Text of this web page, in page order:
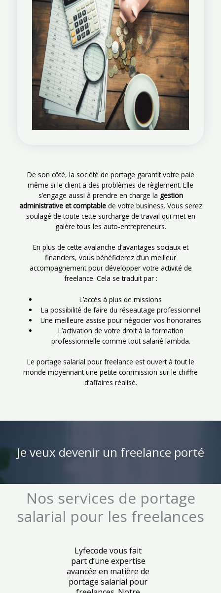
De son côté, la société de portage garantit votre paie
même si le client a des problèmes de règlement. Elle
s’engage aussi à prendre en charge la gestion
administrative et comptablede votre business. Vous serez
soulagé de toute cette surcharge de travail qui met en
galère tous les auto-entrepreneurs.
En plus de cette avalanche d’avantages sociaux et
financiers, vous bénéficierez d’un meilleur
accompagnement pour développer votre activité de
freelance. Cela se traduit par :
L’accès à plus de missions
La possibilité de faire du réseautage professionnel
Une meilleure assise pour négocier vos honoraires
L’activation de votre droit à la formation
professionnelle comme tout salarié lambda.
Le portage salarial pour freelance est ouvert à tout le
monde moyennant une petite commission sur le chiffre
d’affaires réalisé.
Je veux devenir un freelance porté
Nos services de portage
salarial pour les freelances
Lyfecode vous fait
part d’une expertise
avancée en matière de
portage salarial pour